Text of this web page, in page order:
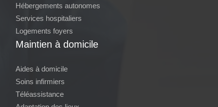
Hébergements autonomes
Services hospitaliers
Logements foyers
Maintien à domicile
Aides à domicile
Soins infirmiers
Téléassistance